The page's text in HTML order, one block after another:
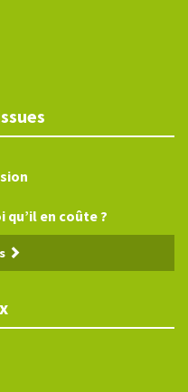
en coûte ?